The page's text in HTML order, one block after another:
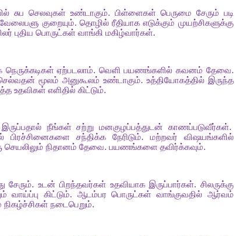
சுப செலவுகள் உண்டாகும். பிள்ளைகள் பெருமை சேரும் படி
வேலைபளு குறையும். தொழில் ரீதியாக எடுக்கும் முயற்சிகளுக்கு
புதிய பொருட்கள் வாங்கி மகிழ்வார்கள்.
நெருக்கடிகள் ஏற்படலாம். வெளி பயணங்களில் கவனம் தேவை.
மூலம் அனுகூலம் உண்டாகும். உத்தியோகத்தில் இருந்த
உதவிகள் எளிதில் கிட்டும்.
இருப்பதால் நீங்கள் சற்று மனகுழப்பத்துடன் காணப்படுவீர்கள்.
பிரச்சினைகளை சந்திக்க நேரிடும். மற்றவர்
விஷயங்களில்
செயலிலும் நிதானம் தேவை. பயணங்களை தவிர்க்கவும்.
சேரும். உடன் பிறந்தவர்கள் உதவியாக இருப்பார்கள். சிலருக்கு
வாய்ப்பு கிட்டும். ஆடம்பர பொருட்கள் வாங்குவதில் ஆர்வம்
நிகழ்ச்சிகள் நடைபெறும்.